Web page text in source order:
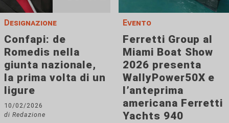
Designazione
Confapi: de
Romedis nella
giunta nazionale,
la prima volta di un
ligure
10/02/2026
di Redazione
Evento
Ferretti Group al
Miami Boat Show
2026 presenta
WallyPower50X e
l’anteprima
americana Ferretti
Yachts 940